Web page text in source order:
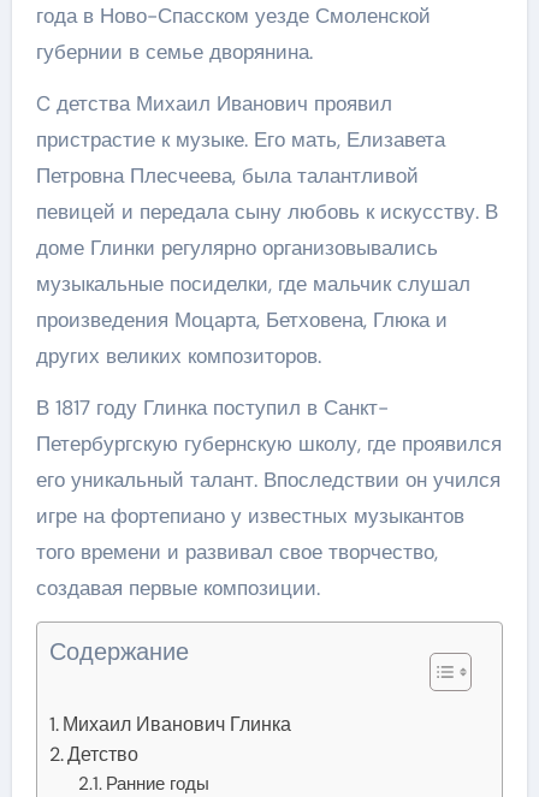
года в Ново-Спасском уезде Смоленской
губернии в семье дворянина.
C детства Михаил Иванович проявил
пристрастие к музыке. Его мать, Елизавета
Петровна Плесчеева, была талантливой
певицей и передала сыну любовь к искусству. В
доме Глинки регулярно организовывались
музыкальные посиделки, где мальчик слушал
произведения Моцарта, Бетховена, Глюка и
других великих композиторов.
В 1817 году Глинка поступил в Санкт-
Петербургскую губернскую школу, где проявился
его уникальный талант. Впоследствии он учился
игре на фортепиано у известных музыкантов
того времени и развивал свое творчество,
создавая первые композиции.
Содержание
Михаил Иванович Глинка
Детство
Ранние годы